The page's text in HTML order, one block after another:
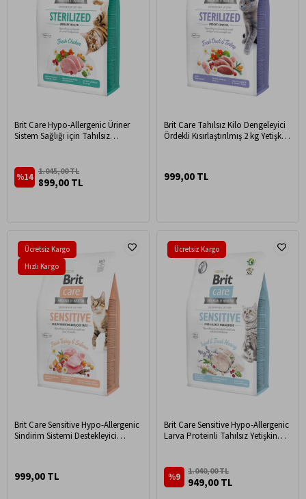
Brit Care Hypo-Allergenic Üriner
Sistem Sağlığı için Tahılsız
899,00 TL
1.045,00 TL
%14
Brit Care Tahılsız Kilo Dengeleyici
Ördekli Kısırlaştırılmış 2 kg Yetişkin
999,00 TL
Brit Care Sensitive Hypo-Allergenic
Sindirim Sistemi Destekleyici
999,00 TL
Ücretsiz Kargo
Hızlı Kargo
Brit Care Sensitive Hypo-Allergenic
Larva Proteinli Tahılsız Yetişkin
949,00 TL
1.040,00 TL
%9
Ücretsiz Kargo